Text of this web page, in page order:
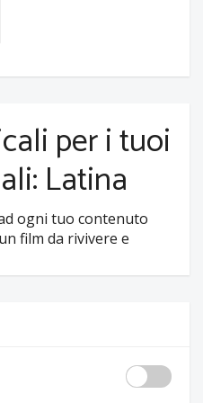
per i tuoi
Latina
ogni tuo contenuto
film da rivivere e